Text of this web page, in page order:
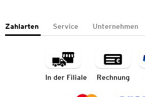
Zahlarten Service Unternehmen
In der Filiale Rechnung